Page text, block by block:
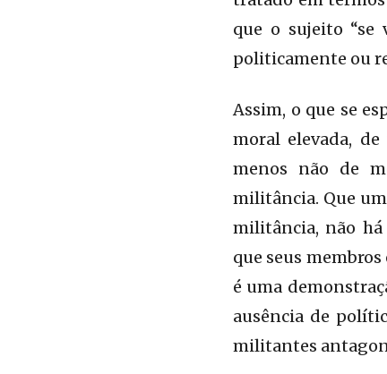
que o sujeito “se
politicamente ou
Assim, o que se
moral elevada,
menos não de
militância. Que
militância, não há
que seus
é uma
ausência de
militantes